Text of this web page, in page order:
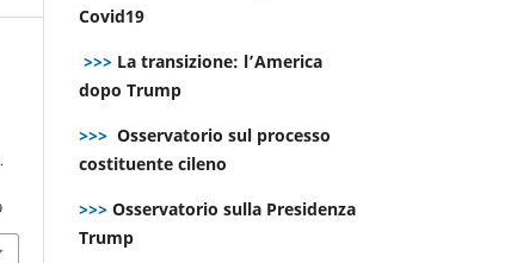
Covid19
>>> La transizione: l’America
dopo Trump
>>> Osservatorio sul processo
costituente cileno
>>> Osservatorio sulla Presidenza
Trump